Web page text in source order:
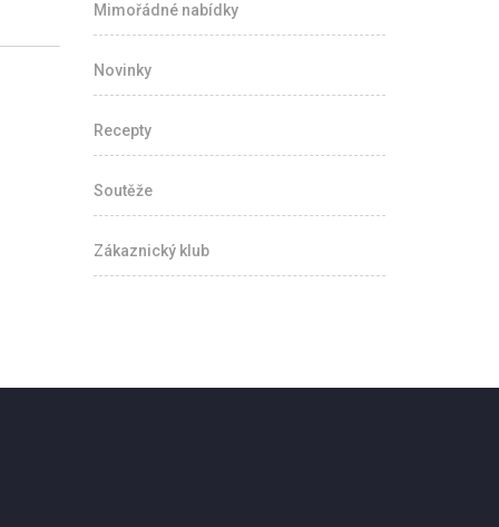
Mimořádné nabídky
Novinky
Recepty
Soutěže
Zákaznický klub